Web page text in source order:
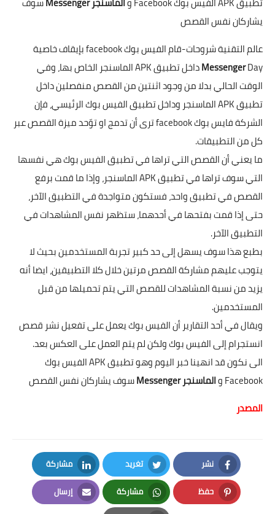
يشاركان نفس القصص
عالم التقنية شروحات-قام الفيس بوك facebook
بإيقاف خاصية
Messenger
Day داخل تطبيق APK الماسنجر الخاص بها، وفي
الوقت الحالي بدلا من وجود اثنتين من القصص منفصلين داخل
تطبيق APK الماسنجر وداخل تطبيق الفيس بوك الرئيسي، فإن
الشركة فايس بوكfacebookترى أن تدمج او توّحد ميزة القصص عبر
كل من التطبيقات.
ما يعني أن القصص التي تراها في تطبيق الفيس بوك هي نفسها
التي سوف تراها في تطبيق APK الماسنجر، وإذا ما قمت برفع
القصص في تطبيق واحد، فستكون متواجدة في التطبيق الآخر،
حتى إذا قمت بفتحها في أحدهما، ستظهر نفس المشاهدات في
التطبيق الآخر.
بطبع هذا سوف يسهل إلى حد كبير تجربة المستخدمين بحيث لا
يتوجب عليهم مشاركة القصص مرتين خلال كلا التطبيقين، ايضا أنه
يزيد من نسبة المشاهدات للقصص التي يتم تحميلها من قبل
المستخدمين.
ويقال في أحد التقارير أن الفيس بوك يعمل على تفعيل نشر قصص
انستجرام إلى الفيس بوك ولكن لم يتم العمل على العكس بعد.
الى نكون قد انهينا خبر اليوم وهو تطبيق APK الفيس بوك
Facebook و الماسنجر Messenger
سوف يشاركان نفس القصص
المصدر
نشر
Facebook
تغريد
Twitter
مشاركة
LinkedIn
حفظ
Pinterest
مشاركة
Whatsapp
إرسال
Email